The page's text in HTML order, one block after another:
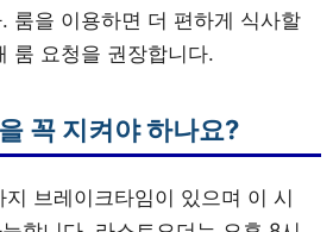
룸을 이용하면 더 편하게 식사할
룸 요청을 권장합니다.
꼭 지켜야 하나요?
브레이크타임이 있으며 이 시